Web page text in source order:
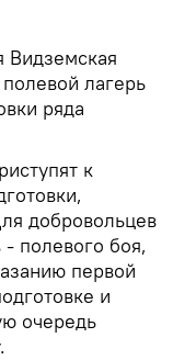
Видземская
лагерь
ряда
к
добровольцев
полевого боя,
первой
и
очередь